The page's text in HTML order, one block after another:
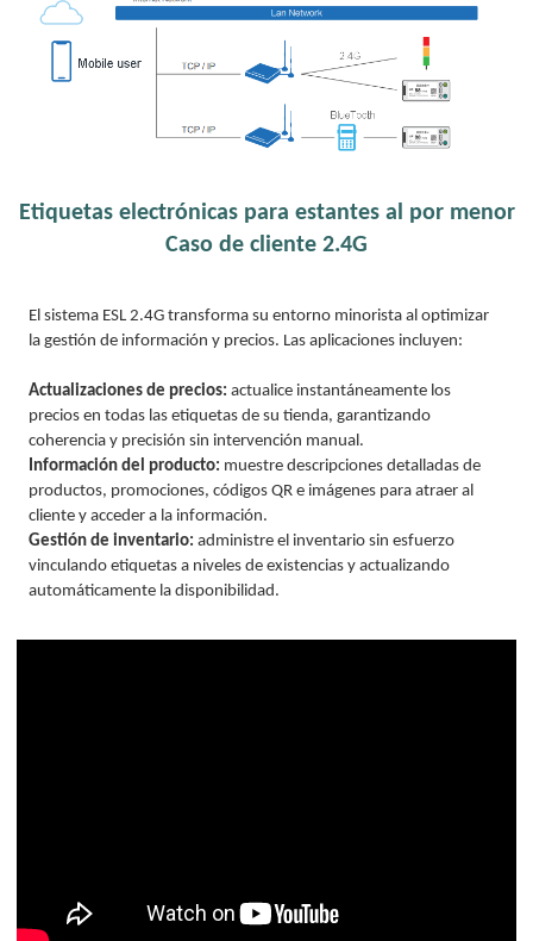
Etiquetas electrónicas para estantes al por menor
Caso de cliente 2.4G
El sistema ESL 2.4G transforma su entorno minorista al optimizar
la gestión de información y precios. Las aplicaciones incluyen:
Actualizaciones de precios:actualice instantáneamente los
precios en todas las etiquetas de su tienda, garantizando
coherencia y precisión sin intervención manual.
Información del producto: muestre descripciones detalladas de
productos, promociones, códigos QR e imágenes para atraer al
cliente y acceder a la información.
Gestión de inventario: administre el inventario sin esfuerzo
vinculando etiquetas a niveles de existencias y actualizando
automáticamente la disponibilidad.